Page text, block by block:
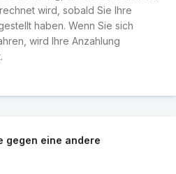
wird, sobald Sie Ihre
haben. Wenn Sie sich
wird Ihre Anzahlung
gegen eine andere